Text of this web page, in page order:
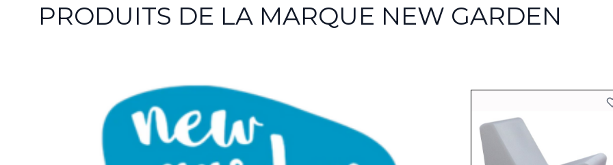
PRODUITS DE LA MARQUE NEW GARDEN